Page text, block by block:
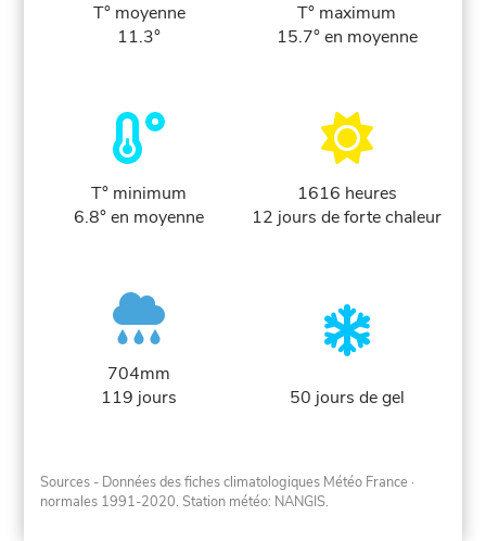
T° moyenne
11.3°
T° maximum
15.7° en moyenne
T° minimum
6.8° en moyenne
1616 heures
12 jours de forte chaleur
704mm
119 jours
50 jours de gel
Sources - Données des fiches climatologiques Météo France ·
normales 1991-2020. Station météo: NANGIS.